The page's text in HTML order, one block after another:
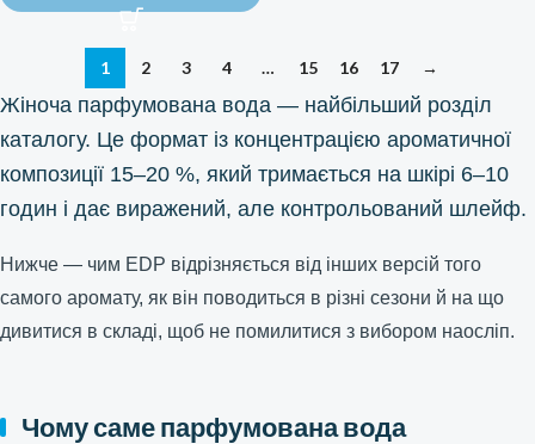
1 2 3 4 … 15 16 17 →
Жіноча парфумована вода — найбільший розділ
каталогу. Це формат із концентрацією ароматичної
композиції 15–20 %, який тримається на шкірі 6–10
годин і дає виражений, але контрольований шлейф.
Нижче — чим EDP відрізняється від інших версій того
самого аромату, як він поводиться в різні сезони й на що
дивитися в складі, щоб не помилитися з вибором наосліп.
Чому саме парфумована вода